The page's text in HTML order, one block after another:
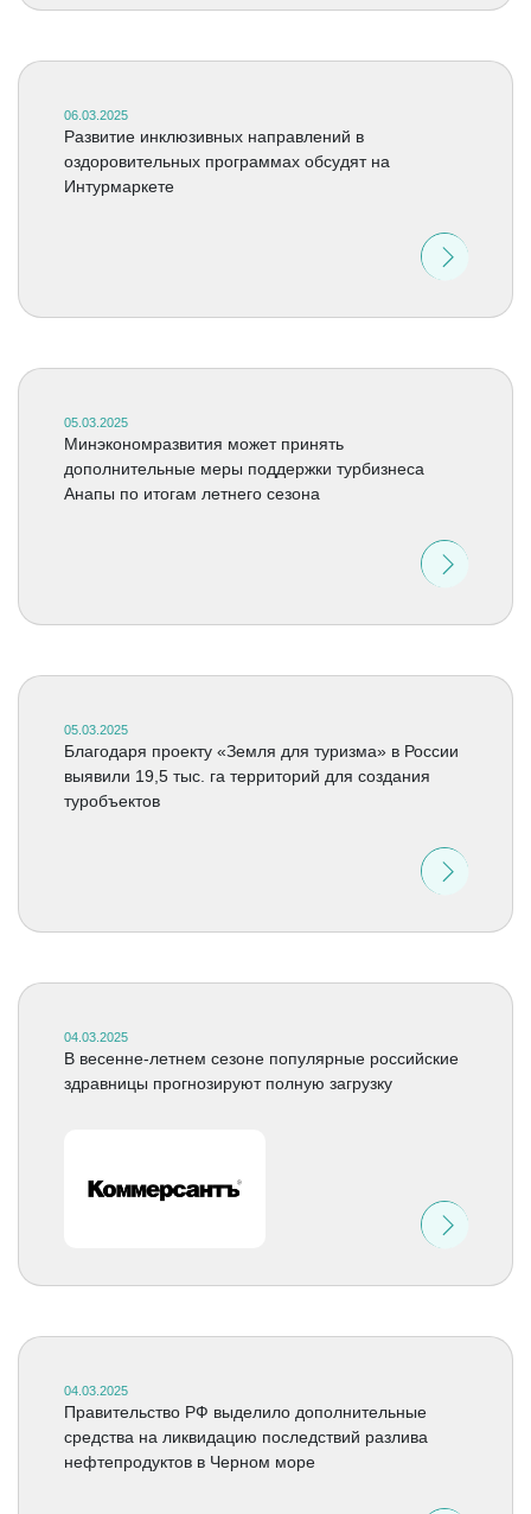
06.03.2025
Развитие инклюзивных направлений в
оздоровительных программах обсудят на
Интурмаркете
05.03.2025
Минэкономразвития может принять
дополнительные меры поддержки турбизнеса
Анапы по итогам летнего сезона
05.03.2025
Благодаря проекту «Земля для туризма» в России
выявили 19,5 тыс. га территорий для создания
туробъектов
04.03.2025
В весенне-летнем сезоне популярные российские
здравницы прогнозируют полную загрузку
04.03.2025
Правительство РФ выделило дополнительные
средства на ликвидацию последствий разлива
нефтепродуктов в Черном море